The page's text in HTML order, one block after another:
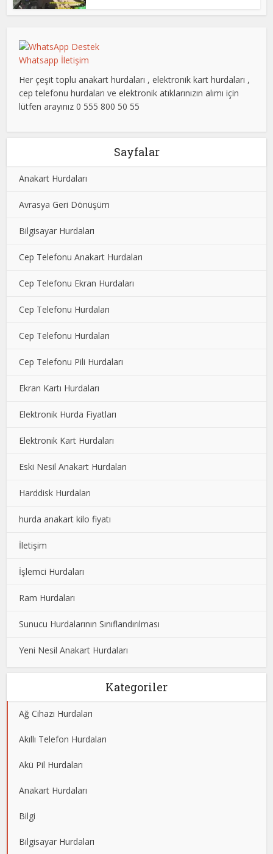
Whatsapp İletişim
Her çeşit toplu anakart hurdaları , elektronik kart hurdaları ,
cep telefonu hurdaları ve elektronik atıklarınızın alımı için
lütfen arayınız 0 555 800 50 55
Sayfalar
Anakart Hurdaları
Avrasya Geri Dönüşüm
Bilgisayar Hurdaları
Cep Telefonu Anakart Hurdaları
Cep Telefonu Ekran Hurdaları
Cep Telefonu Hurdaları
Cep Telefonu Hurdaları
Cep Telefonu Pili Hurdaları
Ekran Kartı Hurdaları
Elektronik Hurda Fiyatları
Elektronik Kart Hurdaları
Eski Nesil Anakart Hurdaları
Harddisk Hurdaları
hurda anakart kilo fiyatı
İletişim
İşlemci Hurdaları
Ram Hurdaları
Sunucu Hurdalarının Sınıflandırılması
Yeni Nesil Anakart Hurdaları
Kategoriler
Ağ Cihazı Hurdaları
Akıllı Telefon Hurdaları
Akü Pil Hurdaları
Anakart Hurdaları
Bilgi
Bilgisayar Hurdaları